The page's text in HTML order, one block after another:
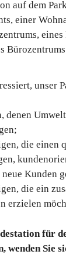
auf dem
einer
eines
unser
denen
die einen
Kunden
die ein
erzielen
für
wenden Sie